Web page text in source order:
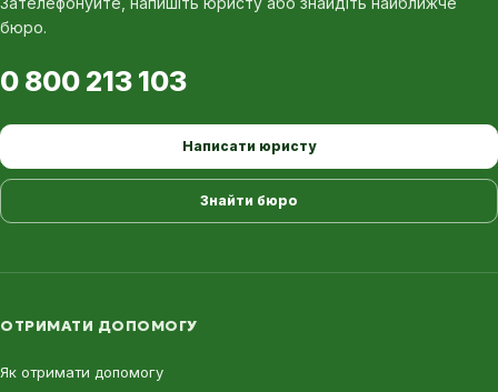
бюро.
0 800 213 103
Написати юристу
Знайти бюро
ОТРИМАТИ ДОПОМОГУ
Як отримати допомогу